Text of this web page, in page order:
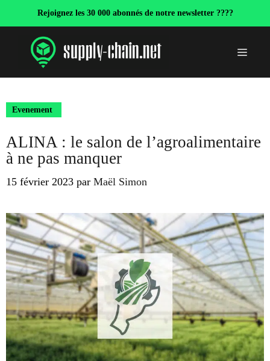
Rejoignez les 30 000 abonnés de notre newsletter ????
Menu
Evenement
ALINA : le salon de l’agroalimentaire
à ne pas manquer
15 février 2023 par Maël Simon